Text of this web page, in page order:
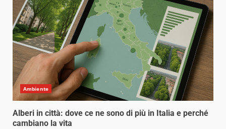
Ambiente
Alberi in città: dove ce ne sono di più in Italia e perché
cambiano la vita